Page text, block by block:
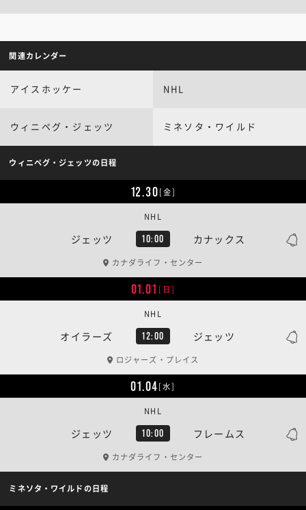
関連カレンダー
アイスホッケー NHL
ウィニペグ・ジェッツ ミネソタ・ワイルド
ウィニペグ・ジェッツの日程
12.30[金]
ジェッツ 10:00 カナックス
NHL
カナダライフ・センター
01.01 [日]
オイラーズ 12:00 ジェッツ
NHL
ロジャーズ・プレイス
01.04[水]
ジェッツ 10:00 フレームス
NHL
カナダライフ・センター
ミネソタ・ワイルドの日程